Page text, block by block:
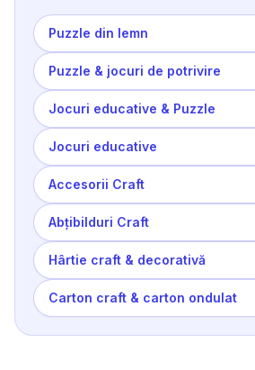
Puzzle din lemn
Puzzle & jocuri de potrivire
Jocuri educative & Puzzle
Jocuri educative
Accesorii Craft
Abțibilduri Craft
Hârtie craft & decorativă
Carton craft & carton ondulat